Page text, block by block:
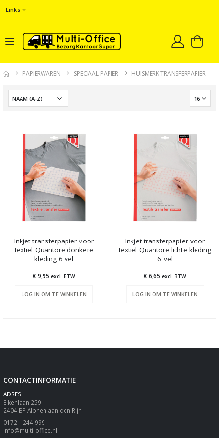
Links
PAPIERWAREN SPECIAAL PAPIER HUISMERK TRANSFERPAPIER
Inkjet transferpapier voor
textiel Quantore donkere
kleding 6 vel
€ 9,95 excl. BTW
LOG IN OM TE WINKELEN
Inkjet transferpapier voor
textiel Quantore lichte kleding
6 vel
€ 6,65excl. BTW
LOG IN OM TE WINKELEN
CONTACTINFORMATIE
ADRES:
Eikenlaan 259
2404 BP Alphen aan den Rijn
0172 – 244 999
info@multi-office.nl